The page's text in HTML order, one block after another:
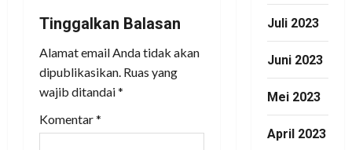
i
g
a
t
Tinggalkan Balasan
Alamat email Anda tidak akan
dipublikasikan. Ruas yang
wajib ditandai*
Komentar*
Juli 2023
Juni 2023
Mei 2023
April 2023